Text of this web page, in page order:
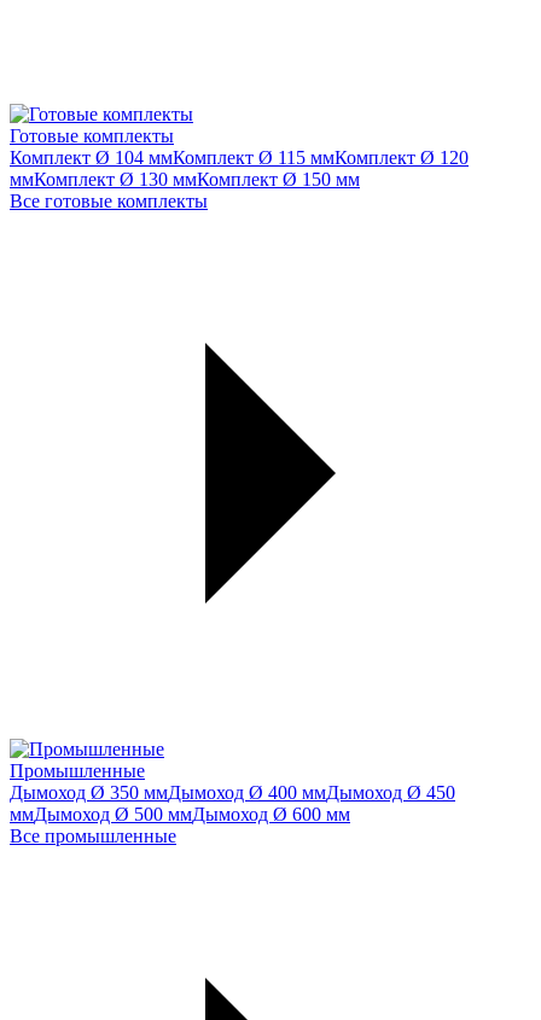
Готовые комплекты
Комплект Ø 104 ммКомплект Ø 115 ммКомплект Ø 120
ммКомплект Ø 130 ммКомплект Ø 150 мм
Все готовые комплекты
Промышленные
Дымоход Ø 350 ммДымоход Ø 400 ммДымоход Ø 450
ммДымоход Ø 500 ммДымоход Ø 600 мм
Все промышленные